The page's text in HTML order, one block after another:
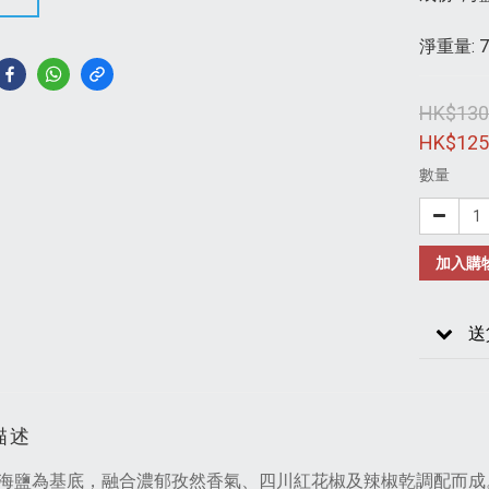
淨重量:
數量
加入購
述
鹽為基底，融合濃郁孜然香氣、四川紅花椒及辣椒乾調配而